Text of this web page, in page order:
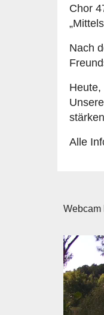
Chor
Nach
Alle
Webcam